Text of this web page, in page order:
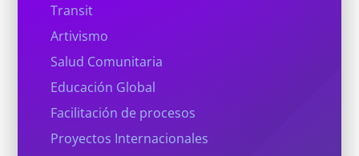
Transit
Artivismo
Salud Comunitaria
Educación Global
Facilitación de procesos
Proyectos Internacionales